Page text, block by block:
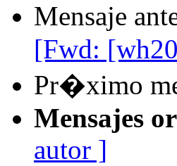
Mensaje
[Fwd:
Pr�ximo
Mensajes
autor ]